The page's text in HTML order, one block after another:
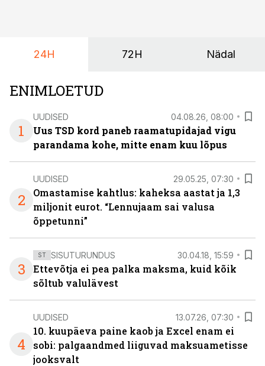
24H 72H Nädal
ENIMLOETUD
1
UUDISED 04.08.26, 08:00
Uus TSD kord paneb raamatupidajad vigu
parandama kohe, mitte enam kuu lõpus
2
UUDISED 29.05.25, 07:30
Omastamise kahtlus: kaheksa aastat ja 1,3
miljonit eurot. “Lennujaam sai valusa
õppetunni”
3
ST SISUTURUNDUS 30.04.18, 15:59
Ettevõtja ei pea palka maksma, kuid kõik
sõltub valulävest
4
UUDISED 13.07.26, 07:30
10. kuupäeva paine kaob ja Excel enam ei
sobi: palgaandmed liiguvad maksuametisse
jooksvalt